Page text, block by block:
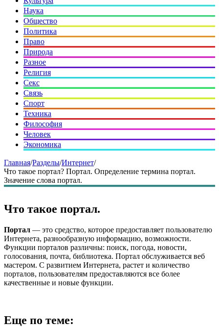
Наука
Общество
Политика
Право
Природа
Разное
Религия
Секс
Связь
Спорт
Техника
Философия
Человек
Экономика
Главная/Разделы/Интернет/
Что такое портал? Портал. Определение термина портал.
Значение слова портал.
Что такое портал.
Портал — это средство, которое предоставляет пользователю
Интернета, разнообразную информацию, возможности.
Функции порталов различны: поиск, погода, новости,
голосования, почта, библиотека. Портал обслуживается веб
мастером. С развитием Интернета, растет и количество
порталов, пользователям предоставляются все более
качественные и новые функции.
Еще по теме: